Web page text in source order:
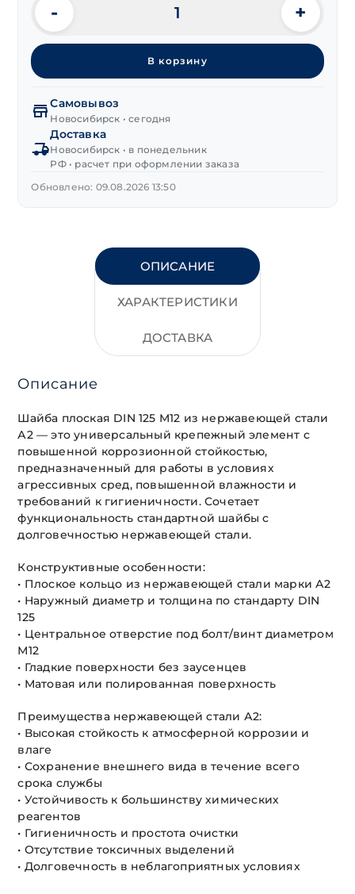
Количество
товара
Шайба
DIN 125,
А2
М12
- +
В корзину
Самовывоз
Новосибирск • сегодня
Доставка
Новосибирск • в понедельник
РФ • расчет при оформлении заказа
Обновлено: 09.08.2026 13:50
ОПИСАНИЕ
ХАРАКТЕРИСТИКИ
ДОСТАВКА
Описание
Шайба плоская DIN 125 М12 из нержавеющей стали
А2 — это универсальный крепежный элемент с
повышенной коррозионной стойкостью,
предназначенный для работы в условиях
агрессивных сред, повышенной влажности и
требований к гигиеничности. Сочетает
функциональность стандартной шайбы с
долговечностью нержавеющей стали.
Конструктивные особенности:
• Плоское кольцо из нержавеющей стали марки А2
• Наружный диаметр и толщина по стандарту DIN
125
• Центральное отверстие под болт/винт диаметром
М12
• Гладкие поверхности без заусенцев
• Матовая или полированная поверхность
Преимущества нержавеющей стали А2:
• Высокая стойкость к атмосферной коррозии и
влаге
• Сохранение внешнего вида в течение всего
срока службы
• Устойчивость к большинству химических
реагентов
• Гигиеничность и простота очистки
• Отсутствие токсичных выделений
• Долговечность в неблагоприятных условиях